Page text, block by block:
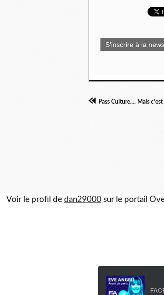
S'inscrire à la
Pass Culture.... Mais
Voir le profil de dan29000 sur le portail